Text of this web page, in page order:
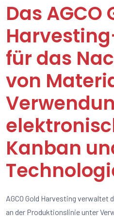
Das AGCO
für das
von
Kanban
AGCO Gold Harvesting verwaltet
an der Produktionslinie unter